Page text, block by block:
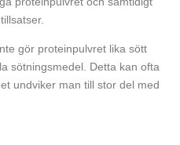
gör proteinpulvret lika sött
sötningsmedel. Detta kan ofta
undviker man till stor del med